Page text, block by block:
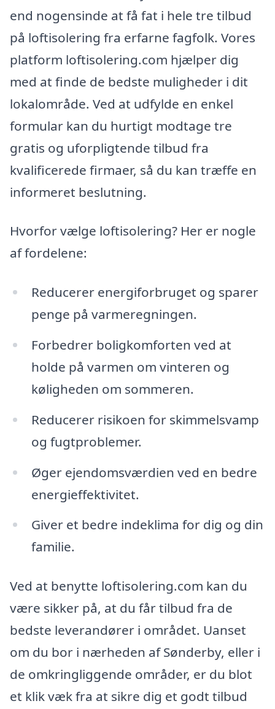
end nogensinde at få fat i hele tre tilbud
på loftisolering fra erfarne fagfolk. Vores
platform loftisolering.com hjælper dig
med at finde de bedste muligheder i dit
lokalområde. Ved at udfylde en enkel
formular kan du hurtigt modtage tre
gratis og uforpligtende tilbud fra
kvalificerede firmaer, så du kan træffe en
informeret beslutning.
Hvorfor vælge loftisolering? Her er nogle
af fordelene:
Reducerer energiforbruget og sparer
penge på varmeregningen.
Forbedrer boligkomforten ved at
holde på varmen om vinteren og
køligheden om sommeren.
Reducerer risikoen for skimmelsvamp
og fugtproblemer.
Øger ejendomsværdien ved en bedre
energieffektivitet.
Giver et bedre indeklima for dig og din
familie.
Ved at benytte loftisolering.com kan du
være sikker på, at du får tilbud fra de
bedste leverandører i området. Uanset
om du bor i nærheden af Sønderby, eller i
de omkringliggende områder, er du blot
et klik væk fra at sikre dig et godt tilbud